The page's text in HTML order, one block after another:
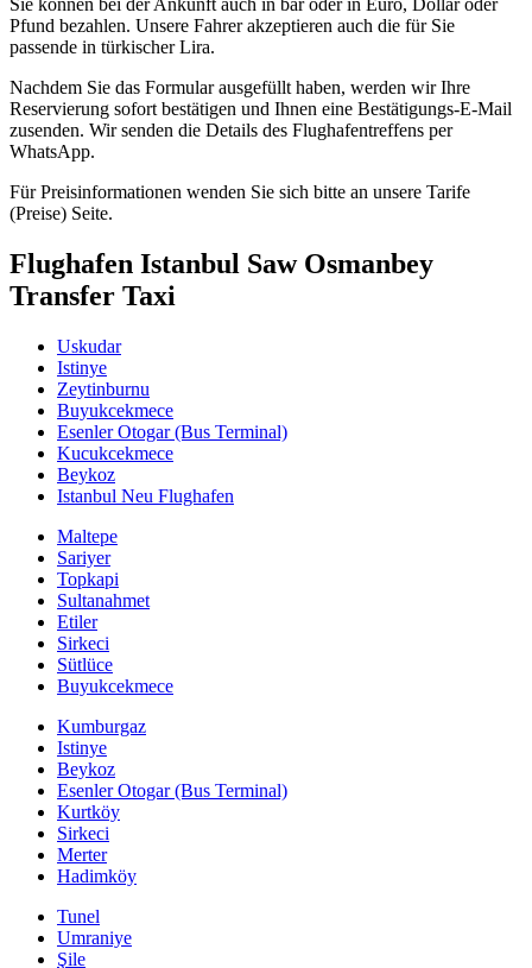
Sie können bei der Ankunft auch in bar oder in Euro, Dollar oder
Pfund bezahlen. Unsere Fahrer akzeptieren auch die für Sie
passende in türkischer Lira.
Nachdem Sie das Formular ausgefüllt haben, werden wir Ihre
Reservierung sofort bestätigen und Ihnen eine Bestätigungs-E-Mail
zusenden. Wir senden die Details des Flughafentreffens per
WhatsApp.
Für Preisinformationen wenden Sie sich bitte an unsere Tarife
(Preise) Seite.
Flughafen Istanbul Saw Osmanbey
Transfer Taxi
Uskudar
Istinye
Zeytinburnu
Buyukcekmece
Esenler Otogar (Bus Terminal)
Kucukcekmece
Beykoz
Istanbul Neu Flughafen
Maltepe
Sariyer
Topkapi
Sultanahmet
Etiler
Sirkeci
Sütlüce
Buyukcekmece
Kumburgaz
Istinye
Beykoz
Esenler Otogar (Bus Terminal)
Kurtköy
Sirkeci
Merter
Hadimköy
Tunel
Umraniye
Şile